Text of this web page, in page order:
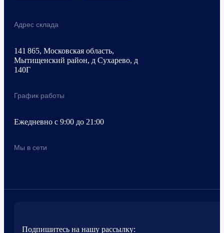
Адрес склада
141 865, Московская область,
Мытищенский район, д Сухарево, д
140Г
График работы
Ежедневно с 9:00 до 21:00
Мы в сети
Подпишитесь на нашу рассылку: